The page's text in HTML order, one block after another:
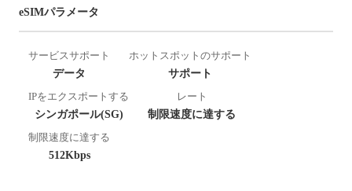
eSIMパラメータ
サービスサポート
データ
ホットスポットのサポート
サポート
IPをエクスポートする
シンガポール(SG)
レート
制限速度に達する
制限速度に達する
512Kbps